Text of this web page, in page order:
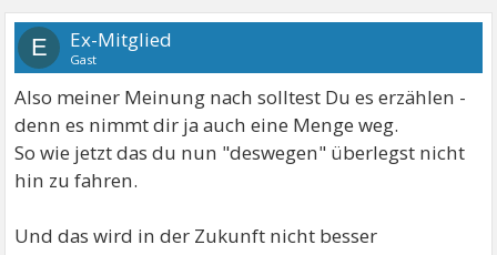
E Ex-Mitglied
Gast
Also meiner Meinung nach solltest Du es erzählen -
denn es nimmt dir ja auch eine Menge weg.
So wie jetzt das du nun "deswegen" überlegst nicht
hin zu fahren.
Und das wird in der Zukunft nicht besser